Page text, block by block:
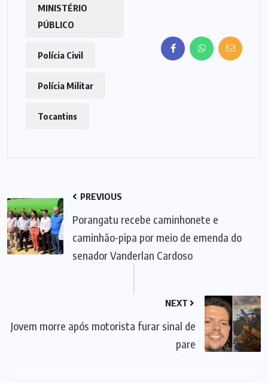
MINISTÉRIO
PÚBLICO
Polícia Civil
Polícia Militar
Tocantins
PREVIOUS
Porangatu recebe caminhonete e
caminhão-pipa por meio de emenda do
senador Vanderlan Cardoso
NEXT
Jovem morre após motorista furar sinal de
pare